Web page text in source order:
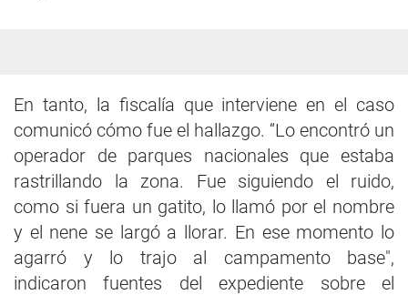
En tanto, la fiscalía que interviene en el caso
comunicó cómo fue el hallazgo. “Lo encontró un
operador de parques nacionales que estaba
rastrillando la zona. Fue siguiendo el ruido,
como si fuera un gatito, lo llamó por el nombre
y el nene se largó a llorar. En ese momento lo
agarró y lo trajo al campamento base",
indicaron fuentes del expediente sobre el